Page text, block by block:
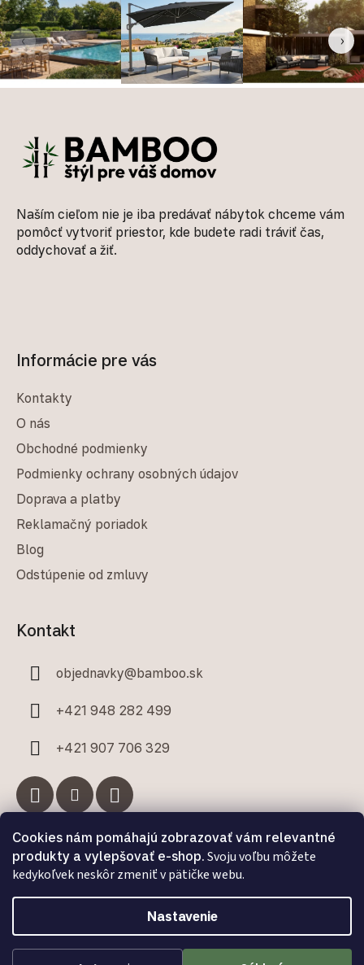
Cookies nám pomáhajú zobrazovať vám relevantné
produkty a vylepšovať e-shop. Svoju voľbu môžete
kedykoľvek neskôr zmeniť v pätičke webu.
Nastavenie
‹ ›
Naším cieľom nie je iba predávať nábytok chceme vám
pomôcť vytvoriť priestor, kde budete radi tráviť čas,
oddychovať a žiť.
Informácie pre vás
Kontakty
O nás
Obchodné podmienky
Podmienky ochrany osobných údajov
Doprava a platby
Reklamačný poriadok
Blog
Odstúpenie od zmluvy
Kontakt
objednavky@bamboo.sk
+421 948 282 499
+421 907 706 329
Facebook
Vytvoril Shoptet Premium a Adatelier